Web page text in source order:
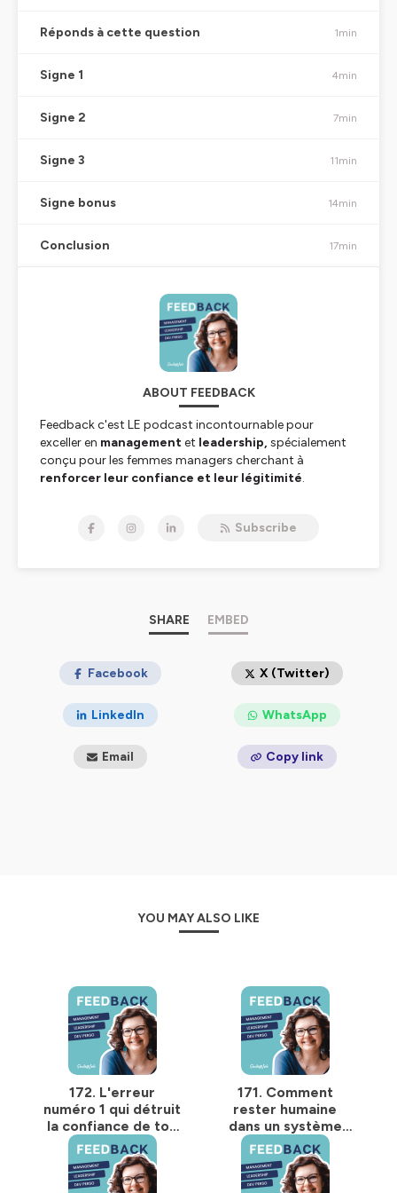
Réponds à cette question 1min
Signe 1 4min
Signe 2 7min
Signe 3 11min
Signe bonus 14min
Conclusion 17min
ABOUT FEEDBACK
Feedback c'est LE podcast incontournable pour
exceller en managementet leadership, spécialement
conçu pour les femmes managers cherchant à
renforcer leur confiance et leur légitimité.
piloter avec succès une équipe, instaurer un leadership
management au sein d'une PME : les relations humaines
sont une vraie passion pour moi et je te transmets tout
faire !)
Ici, pas de théorie. J'ai une approche pratique et sans
détours :des conseils concrets
pour te faire avancer
sereinement dans ta vie professionnelle.
🦋 Pour retrouver toutes mes formations :
épisode
🌟Si ce podcast te plait, je t'invite àme laisser un avis
sur ta plateforme d'écoute préférée !
Hébergé par Ausha. Visitez
ausha.co/politique-de-
confidentialitepour plus d'informations.
Subscribe
SHARE EMBED
Facebook X (Twitter)
LinkedIn WhatsApp
Email Copy link
YOU MAY ALSO LIKE
172. L'erreur
numéro 1 qui détruit
la confiance de ton
équipe
171. Comment
rester humaine
dans un système
déshumanisant ?